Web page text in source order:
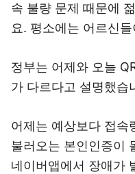
속 불량 문제 때문에
요. 평소에는 어르신
정부는 어제와 오늘
가 다르다고 설명했습
어제는 예상보다 접속
불러오는 본인인증이
네이버앱에서 장애가